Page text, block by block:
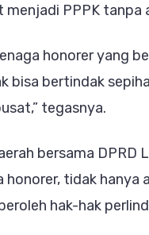
PPPK tanpa
honorer yang
bisa bertindak
tegasnya.
bersama
tidak
hak-hak